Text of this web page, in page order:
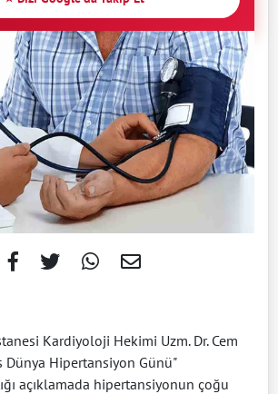
Kardiyoloji Hekimi Uzm. Dr. Cem
Dünya Hipertansiyon Günü"
açıklamada hipertansiyonun çoğu